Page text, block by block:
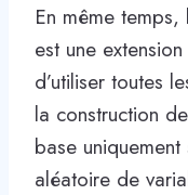
En même temps,
est une
d’utiliser toutes
la construction
base
aléatoire de